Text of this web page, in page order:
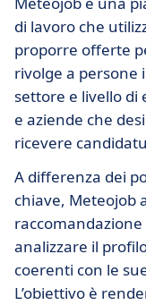
di lavoro che
proporre offerte
rivolge a persone
settore e livello di
e aziende che
ricevere
A differenza dei
chiave, Meteojob
analizzare il
coerenti con le
L’obiettivo è